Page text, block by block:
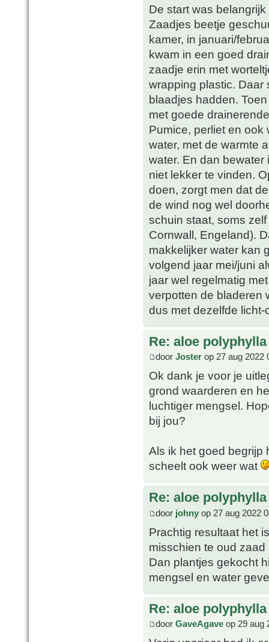
De start was
Zaadjes beetje
kamer, in januari/
kwam in een goed
zaadje erin met
wrapping plastic. Daar
blaadjes hadden.
met goede
Pumice, perliet en ook
water, met de warmte
water. En dan
niet lekker te vinden.
doen, zorgt men dat
de wind nog wel
schuin staat, soms
Cornwall, Engeland).
makkelijker water kan
volgend jaar mei/juni
jaar wel regelmatig
verpotten de bladeren
dus met dezelfde
Re: aloe polyphylla
door Joster op 27 aug 2022
Ok dank je voor je
grond waarderen en
luchtiger mengsel.
bij jou?
Als ik het goed begrijp
scheelt ook weer wat
Re: aloe polyphylla
door johny op 27 aug 2022
Prachtig resultaat het
misschien te oud
Dan plantjes gekocht
mengsel en water
Re: aloe polyphylla
door GaveAgave op 29 aug